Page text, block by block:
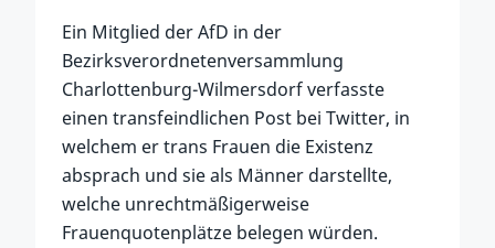
Ein Mitglied der AfD in der
Bezirksverordnetenversammlung
Charlottenburg-Wilmersdorf verfasste
einen transfeindlichen Post bei Twitter, in
welchem er trans Frauen die Existenz
absprach und sie als Männer darstellte,
welche unrechtmäßigerweise
Frauenquotenplätze belegen würden.